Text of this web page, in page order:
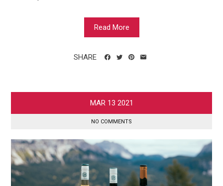
Read More
SHARE
MAR 13 2021
NO COMMENTS